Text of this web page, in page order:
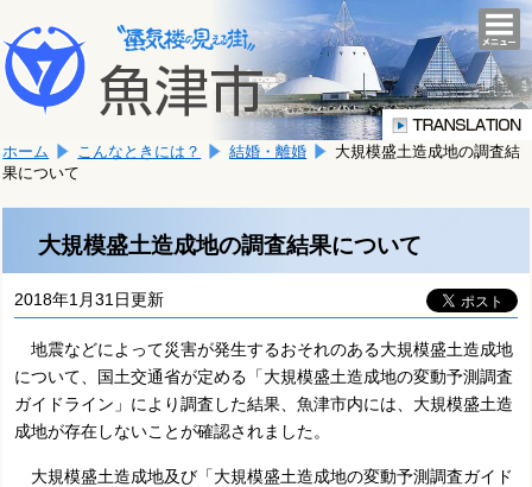
文
へ
移
ま
す。
こ
か
文
で
す。
ホーム こんなときには？ 結婚・離婚
大規模盛土造成地の調査結
果について
大規模盛土造成地の調査結果について
2018年1月31日更新
地震などによって災害が発生するおそれのある大規模盛土造成地
について、国土交通省が定める「大規模盛土造成地の変動予測調査
ガイドライン」により調査した結果、魚津市内には、大規模盛土造
成地が存在しないことが確認されました。
大規模盛土造成地及び「大規模盛土造成地の変動予測調査ガイド